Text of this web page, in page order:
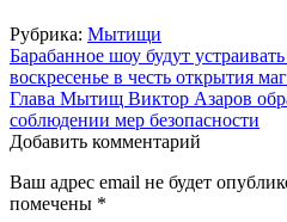
Рубрика: Мытищи
Навигация
по
записям
Барабанное шоу будут
воскресенье в честь открытия
Глава Мытищ Виктор Азаров
соблюдении мер безопасности
Добавить комментарий
Ваш адрес email не будет
помечены *